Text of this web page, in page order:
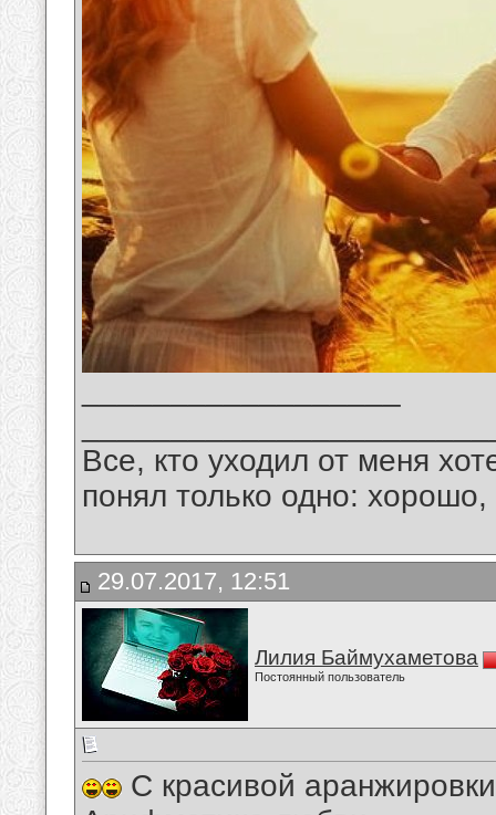
Все, кто уходил от меня
понял только одно:
29.07.2017, 12:51
Лилия Баймухаметова
Постоянный пользователь
С красивой